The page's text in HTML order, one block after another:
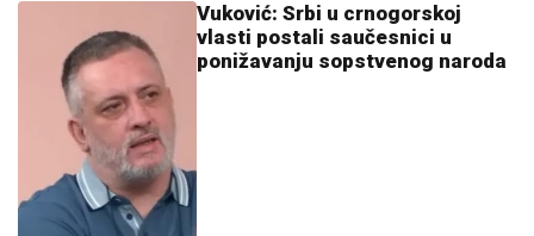
Vuković: Srbi u crnogorskoj
vlasti postali saučesnici u
ponižavanju sopstvenog naroda